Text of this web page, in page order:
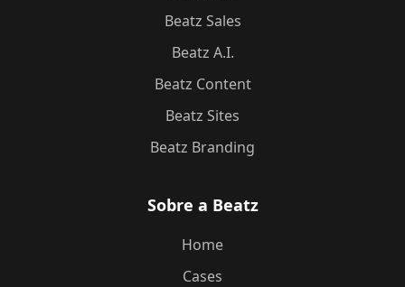
Beatz Sales
Beatz A.I.
Beatz Content
Beatz Sites
Beatz Branding
Sobre a Beatz
Home
Cases